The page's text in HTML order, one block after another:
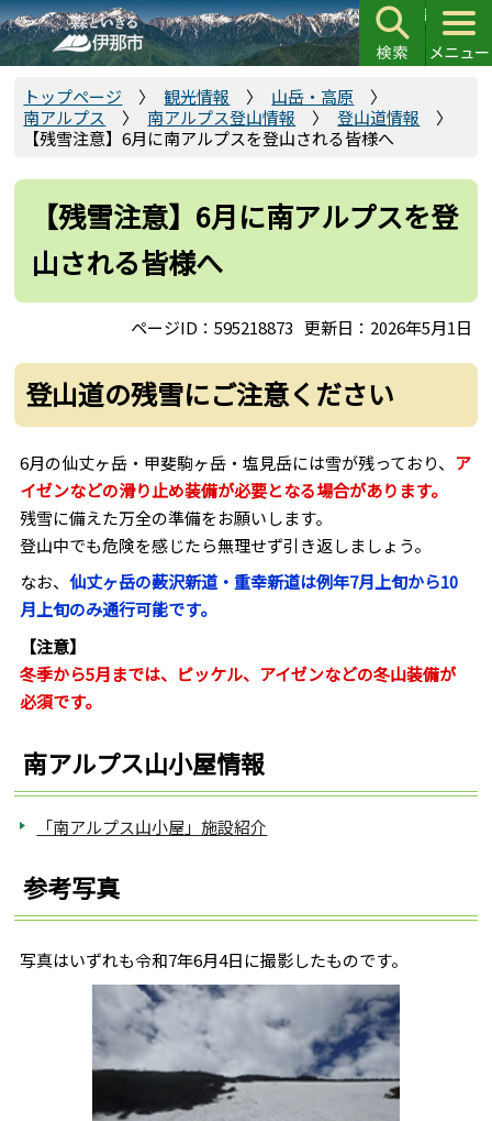
こ
の
ペ
先
トップページ 観光情報
山岳・高原
南アルプス
南アルプス登山情報
登山道情報
【残雪注意】6月に南アルプスを登山される皆様へ
【残雪注意】6月に南アルプスを登
山される皆様へ
ページID：595218873 更新日：2026年5月1日
登山道の残雪にご注意ください
6月の仙丈ヶ岳・甲斐駒ヶ岳・塩見岳には雪が残っており、 ア
イゼンなどの滑り止め装備が必要となる場合があります。
残雪に備えた万全の準備をお願いします。
登山中でも危険を感じたら無理せず引き返しましょう。
なお、仙丈ヶ岳の薮沢新道・重幸新道は例年7月上旬から10
月上旬のみ通行可能です。
【注意】
冬季から5月までは、ピッケル、アイゼンなどの冬山装備が
必須です。
南アルプス山小屋情報
「南アルプス山小屋」施設紹介
参考写真
写真はいずれも令和7年6月4日に撮影したものです。